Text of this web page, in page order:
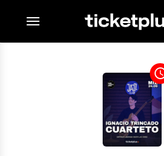
desplegar navegación